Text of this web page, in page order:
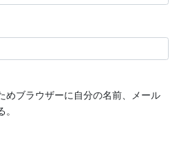
めブラウザーに自分の名前、メール